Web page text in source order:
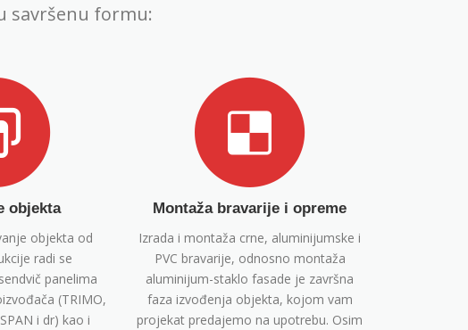
savršenu formu:
objekta
objekta od
radi se
panelima
(TRIMO,
i dr) kao i
Montaža bravarije i opreme
Izrada i montaža crne, aluminijumske i
PVC bravarije, odnosno montaža
aluminijum-staklo fasade je završna
faza izvođenja objekta, kojom vam
projekat predajemo na upotrebu. Osim